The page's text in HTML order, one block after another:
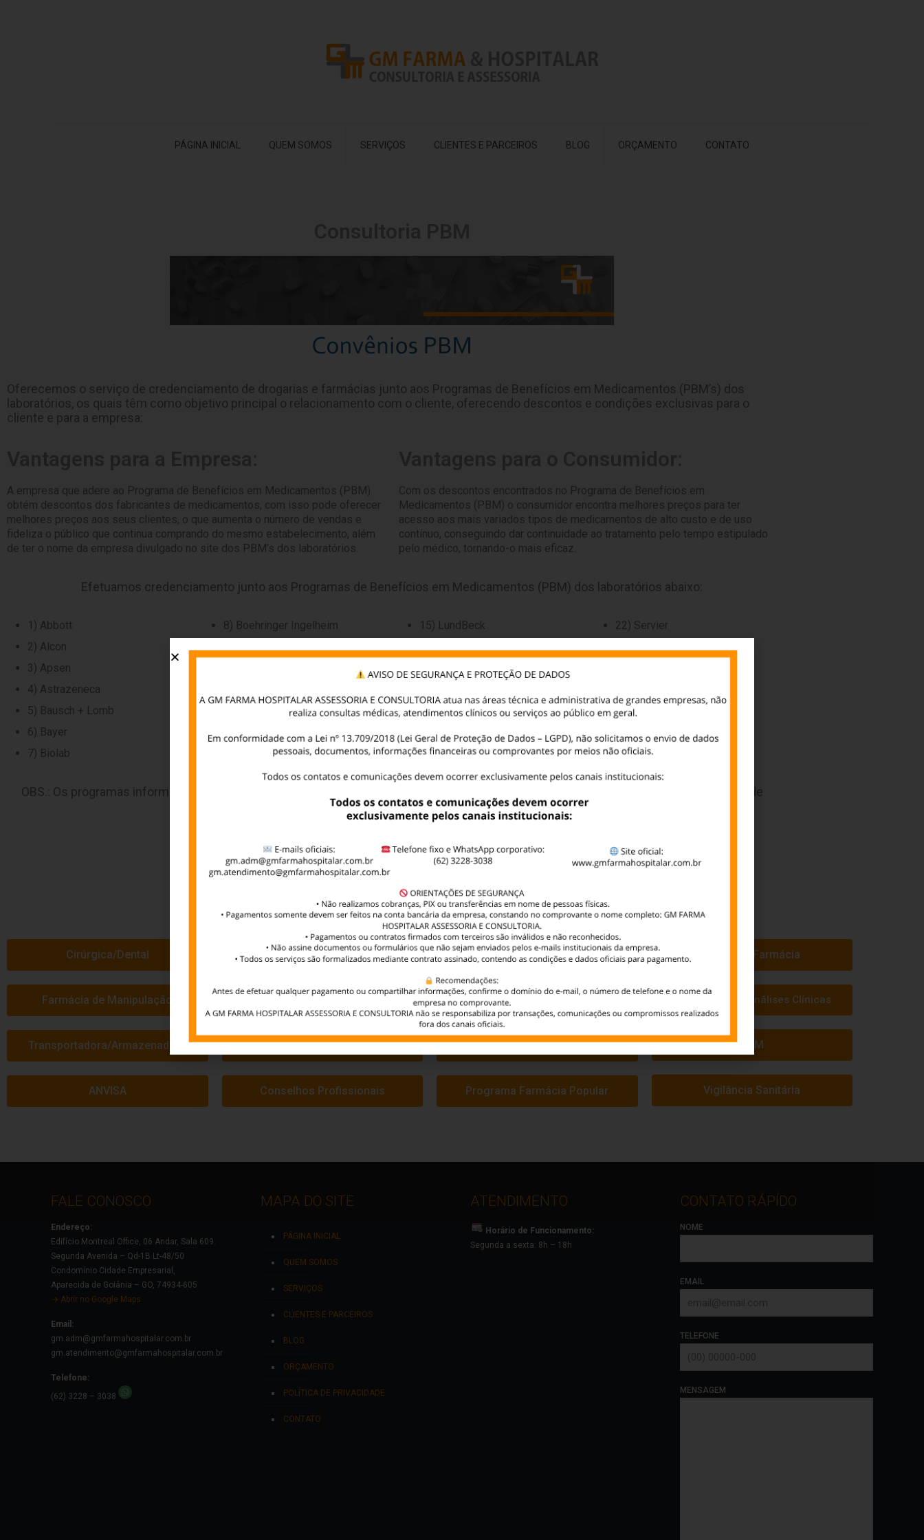
PÁGINA INICIAL QUEM SOMOS SERVIÇOS CLIENTES E PARCEIROS BLOG ORÇAMENTO CONTATO
Oferecemos o serviço de credenciamento de drogarias e farmácias junto aos Programas de Benefícios em Medicamentos (PBM’s) dos
laboratórios, os quais têm como objetivo principal o relacionamento com o cliente, oferecendo descontos e condições exclusivas para o
cliente e para a empresa:
A empresa que adere ao Programa de Benefícios em Medicamentos (PBM)
obtém descontos dos fabricantes de medicamentos, com isso pode oferecer
melhores preços aos seus clientes, o que aumenta o número de vendas e
fideliza o público que continua comprando do mesmo estabelecimento, além
de ter o nome da empresa divulgado no site dos PBM’s dos laboratórios.
Com os descontos encontrados no Programa de Benefícios em
Medicamentos (PBM) o consumidor encontra melhores preços para ter
acesso aos mais variados tipos de medicamentos de alto custo e de uso
contínuo, conseguindo dar continuidade ao tratamento pelo tempo estipulado
pelo médico, tornando-o mais eficaz.
Efetuamos credenciamento junto aos Programas de Benefícios em Medicamentos (PBM) dos laboratórios abaixo:
1) Abbott
2) Alcon
3) Apsen
4) Astrazeneca
5) Bausch + Lomb
6) Bayer
7) Biolab
8) Boehringer Ingelheim
9) Chiesi
12) GSK – Glaxosmithkline
13) Hypermarcas
15) LundBeck
16) Merck
17) MSD
19) Novartis
20) Pfizer
21) Sandoz
22) Servier
23) Theraskin
26) Valeant
OBS.: Os programas informados podem sofrer alterações. De acordo com a necessidade do cliente podemos verificar a possibilidade de
credenciamento em outros PBM’s.
Solicitar Orçamento
Cirúrgica/Dental
Farmácia de Manipulação
Transportadora/Armazenadora
ANVISA
Clínica/Consultório
Importadora/Exportadora
Jurídico
Conselhos Profissionais
Distribuidora
MAPA
Programa Farmácia Popular
Drogaria/Farmácia
Laboratório de Análises Clínicas
PBM
Vigilância Sanitária
FALE CONOSCO
Endereço:
Edifício Montreal Office, 06 Andar, Sala 609.
Segunda Avenida – Qd-1B Lt-48/50
Condomínio Cidade Empresarial,
Aparecida de Goiânia – GO, 74934-605
→ Abrir no Google Maps
Email:
gm.adm@gmfarmahospitalar.com.br
gm.atendimento@gmfarmahospitalar.com.br
Telefone:
(62) 3228 – 3038
MAPA DO SITE
PÁGINA INICIAL
QUEM SOMOS
SERVIÇOS
CLIENTES E PARCEIROS
BLOG
ORÇAMENTO
POLÍTICA DE PRIVACIDADE
CONTATO
ATENDIMENTO
Horário de Funcionamento:
Segunda a sexta: 8h – 18h
CONTATO RÁPÍDO
NOME
EMAIL
TELEFONE
MENSAGEM